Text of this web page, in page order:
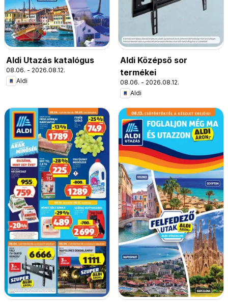
Aldi Utazás katalógus
08.06. - 2026.08.12.
Aldi
Aldi Középső sor
termékei
08.06. - 2026.08.12.
Aldi